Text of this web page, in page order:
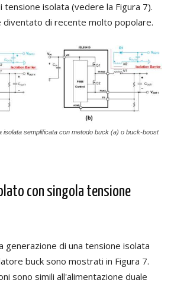
tensione isolata (vedere la Figura 7).
diventato di recente molto popolare.
isolata semplificata con metodo buck (a) o buck-boost
con singola tensione
generazione di una tensione isolata
buck sono mostrati in Figura 7.
sono simili all'alimentazione duale